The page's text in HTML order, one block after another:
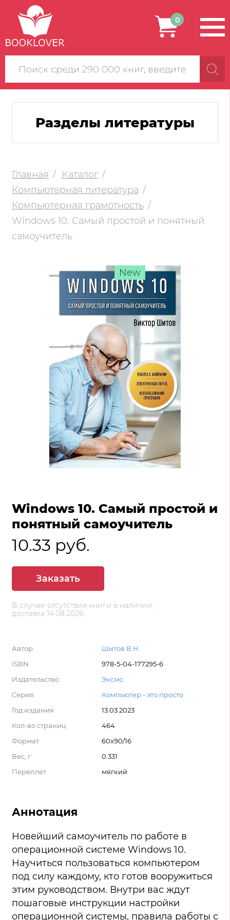
Поиск
по
сайту
0
Разделы литературы
Главная
Каталог
Компьютерная литература
Компьютерная грамотность
Windows 10. Самый простой и понятный
самоучитель
New
Windows 10. Самый простой и
понятный самоучитель
10.33 руб.
Заказать
В случае отсутствия книги в наличии,
доставка 14.08.2026
Автор
Шитов В.Н.
ISBN
978-5-04-177295-6
Издательство
Эксмо
Серия
Компьютер - это просто
Год издания
13.03.2023
Кол-во страниц
464
Формат
60x90/16
Вес, г
0.331
Переплет
мягкий
Аннотация
Новейший самоучитель по работе в
операционной системе Windows 10.
Научиться пользоваться компьютером
под силу каждому, кто готов вооружиться
этим руководством. Внутри вас ждут
пошаговые инструкции настройки
операционной системы, правила работы с